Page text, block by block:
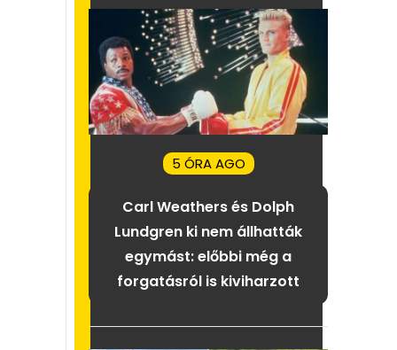
5 ÓRA AGO
Carl Weathers és Dolph
Lundgren ki nem állhatták
egymást: előbbi még a
forgatásról is kiviharzott